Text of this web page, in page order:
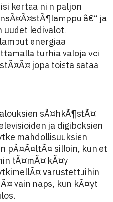
kertaa niin paljon
â€“ ja
uudet ledivalot.
energiaa
turhia valoja voi
jopa toista sataa
sÃ¤hkÃ¶stÃ¤
ja digiboksien
mahdollisuuksien
pÃ¤Ã¤ltÃ¤ silloin, kun et
tÃ¤mÃ¤ kÃ¤y
varustettuihin
vain naps, kun kÃ¤yt